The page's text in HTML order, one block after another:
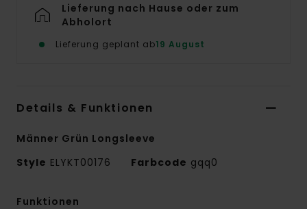
Lieferung nach Hause oder zum
Abholort
Lieferung geplant ab19 August
Details & Funktionen
Männer Grün Longsleeve
Style ELYKT00176 Farbcode gqq0
Funktionen